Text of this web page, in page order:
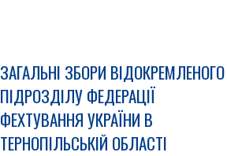
ЗАГАЛЬНІ ЗБОРИ ВІДОКРЕМЛЕНОГО
ПІДРОЗДІЛУ ФЕДЕРАЦІЇ
ФЕХТУВАННЯ УКРАЇНИ В
ТЕРНОПІЛЬСЬКІЙ ОБЛАСТІ